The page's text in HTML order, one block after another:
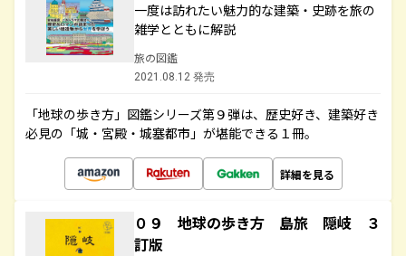
一度は訪れたい魅力的な建築・史跡を旅の
雑学とともに解説
旅の図鑑
2021.08.12 発売
「地球の歩き方」図鑑シリーズ第９弾は、歴史好き、建築好き
必見の「城・宮殿・城塞都市」が堪能できる１冊。
詳細を見る
０９ 地球の歩き方 島旅 隠岐 ３
訂版